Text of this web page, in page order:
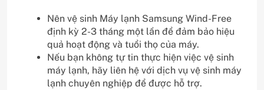
Nên vệ sinh Máy lạnh Samsung Wind-Free
định kỳ 2-3 tháng một lần để đảm bảo hiệu
quả hoạt động và tuổi thọ của máy.
Nếu bạn không tự tin thực hiện việc vệ sinh
máy lạnh, hãy liên hệ với dịch vụ vệ sinh máy
lạnh chuyên nghiệp để được hỗ trợ.